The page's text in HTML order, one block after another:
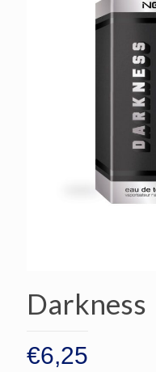
Darkness
€6,25